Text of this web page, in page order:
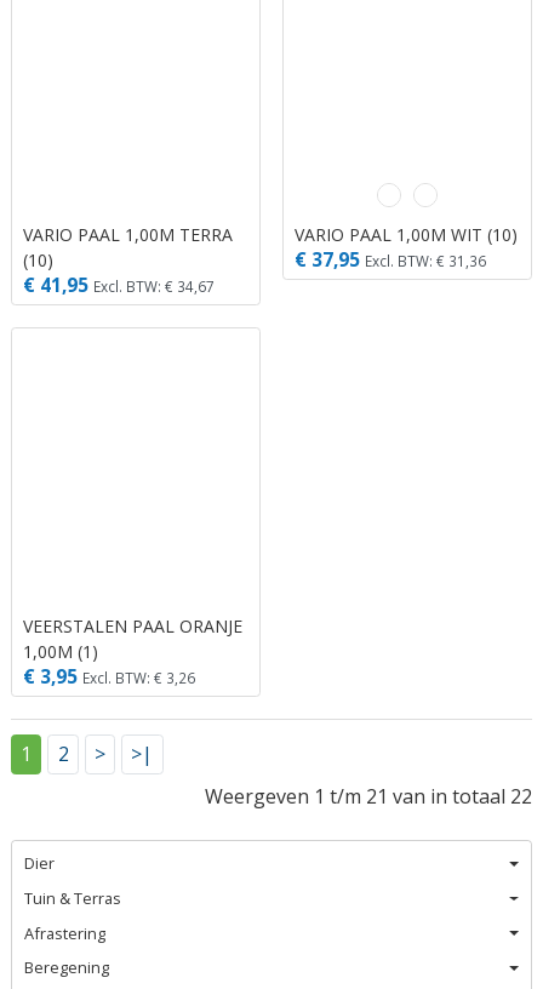
Dier
Tuin & Terras
Afrastering
Beregening
VARIO PAAL 1,00M TERRA
(10)
€ 41,95 Excl. BTW: € 34,67
VARIO PAAL 1,00M WIT (10)
€ 37,95 Excl. BTW: € 31,36
VEERSTALEN PAAL ORANJE
1,00M (1)
€ 3,95 Excl. BTW: € 3,26
1 2 >
>|
Weergeven 1 t/m 21 van in totaal 22